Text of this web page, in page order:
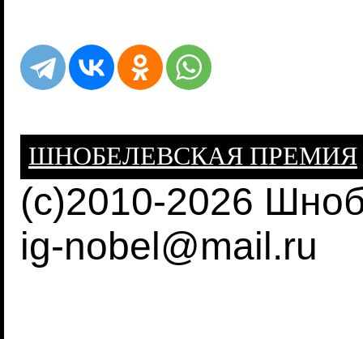
ШНОБЕЛЕВСКАЯ ПРЕМИЯ
(c)2010-2026
ig-nobel@mail.ru